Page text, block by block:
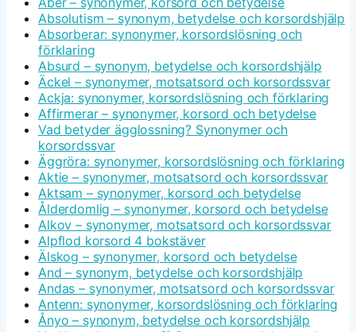
Absolutism – synonym, betydelse och korsordshjälp
Absorberar: synonymer, korsordslösning och
förklaring
Absurd – synonym, betydelse och korsordshjälp
Äckel – synonymer, motsatsord och korsordssvar
Ackja: synonymer, korsordslösning och förklaring
Affirmerar – synonymer, korsord och betydelse
Vad betyder ägglossning? Synonymer och
korsordssvar
Äggröra: synonymer, korsordslösning och förklaring
Aktie – synonymer, motsatsord och korsordssvar
Aktsam – synonymer, korsord och betydelse
Ålderdomlig – synonymer, korsord och betydelse
Alkov – synonymer, motsatsord och korsordssvar
Alpflod korsord 4 bokstäver
Älskog – synonymer, korsord och betydelse
And – synonym, betydelse och korsordshjälp
Andas – synonymer, motsatsord och korsordssvar
Antenn: synonymer, korsordslösning och förklaring
Ånyo – synonym, betydelse och korsordshjälp